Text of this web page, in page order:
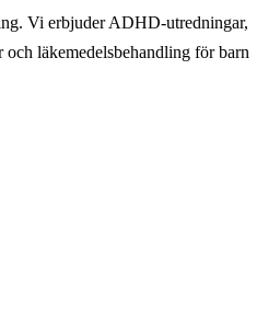
Vi erbjuder ADHD-utredningar,
läkemedelsbehandling för barn